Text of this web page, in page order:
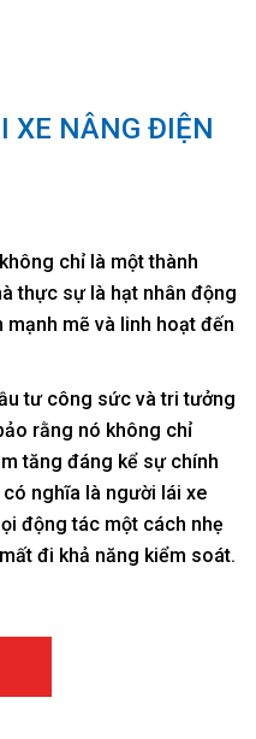
XE NÂNG ĐIỆN
không chỉ là một thành
thực sự là hạt nhân động
mẽ và linh hoạt đến
tư công sức và tri tưởng
rằng nó không chỉ
tăng đáng kể sự chính
nghĩa là người lái xe
động tác một cách nhẹ
đi khả năng kiểm soát.